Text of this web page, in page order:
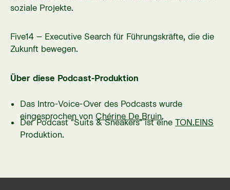
soziale Projekte.
Five14 – Executive Search für Führungskräfte, die die
Zukunft bewegen.
Über diese Podcast-Produktion
Das Intro-Voice-Over des Podcasts wurde
eingesprochen vonChérine De Bruin.
Der Podcast "Suits & Sneakers" ist eineTON.EINS
Produktion.